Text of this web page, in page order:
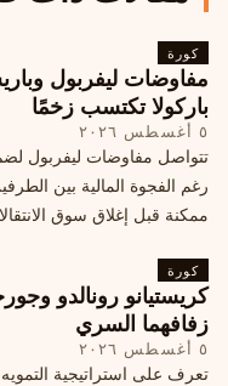
كورة
مفاوضات ليفربول
باركولا تكتسب زخمًا
٥ أغسطس ٢٠٢٦
تتواصل مفاوضات ليفربول
رغم الفجوة المالية بين
ممكنة قبل إغلاق سوق
كورة
زفافهما السري
٥ أغسطس ٢٠٢٦
تعرف على استراتيجية التمويه